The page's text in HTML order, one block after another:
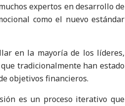
expertos en desarrollo de
como el nuevo estándar
en la mayoría de los líderes,
tradicionalmente han estado
objetivos financieros.
es un proceso iterativo que